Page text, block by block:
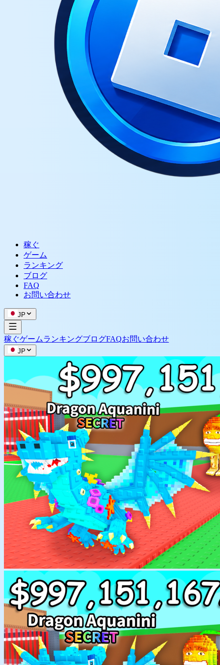
稼ぐ
ゲーム
ランキング
ブログ
FAQ
お問い合わせ
JP
稼ぐゲームランキングブログFAQお問い合わせ
JP